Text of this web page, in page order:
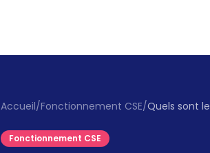
Accueil/Fonctionnement CSE/
Fonctionnement CSE